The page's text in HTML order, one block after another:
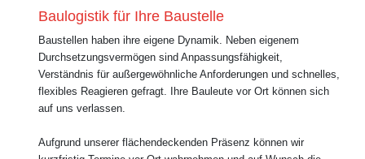
Baulogistik für Ihre Baustelle
Baustellen haben ihre eigene Dynamik. Neben eigenem
Durchsetzungsvermögen sind Anpassungsfähigkeit,
Verständnis für außergewöhnliche Anforderungen und schnelles,
flexibles Reagieren gefragt. Ihre Bauleute vor Ort können sich
auf uns verlassen.
Aufgrund unserer flächendeckenden Präsenz können wir